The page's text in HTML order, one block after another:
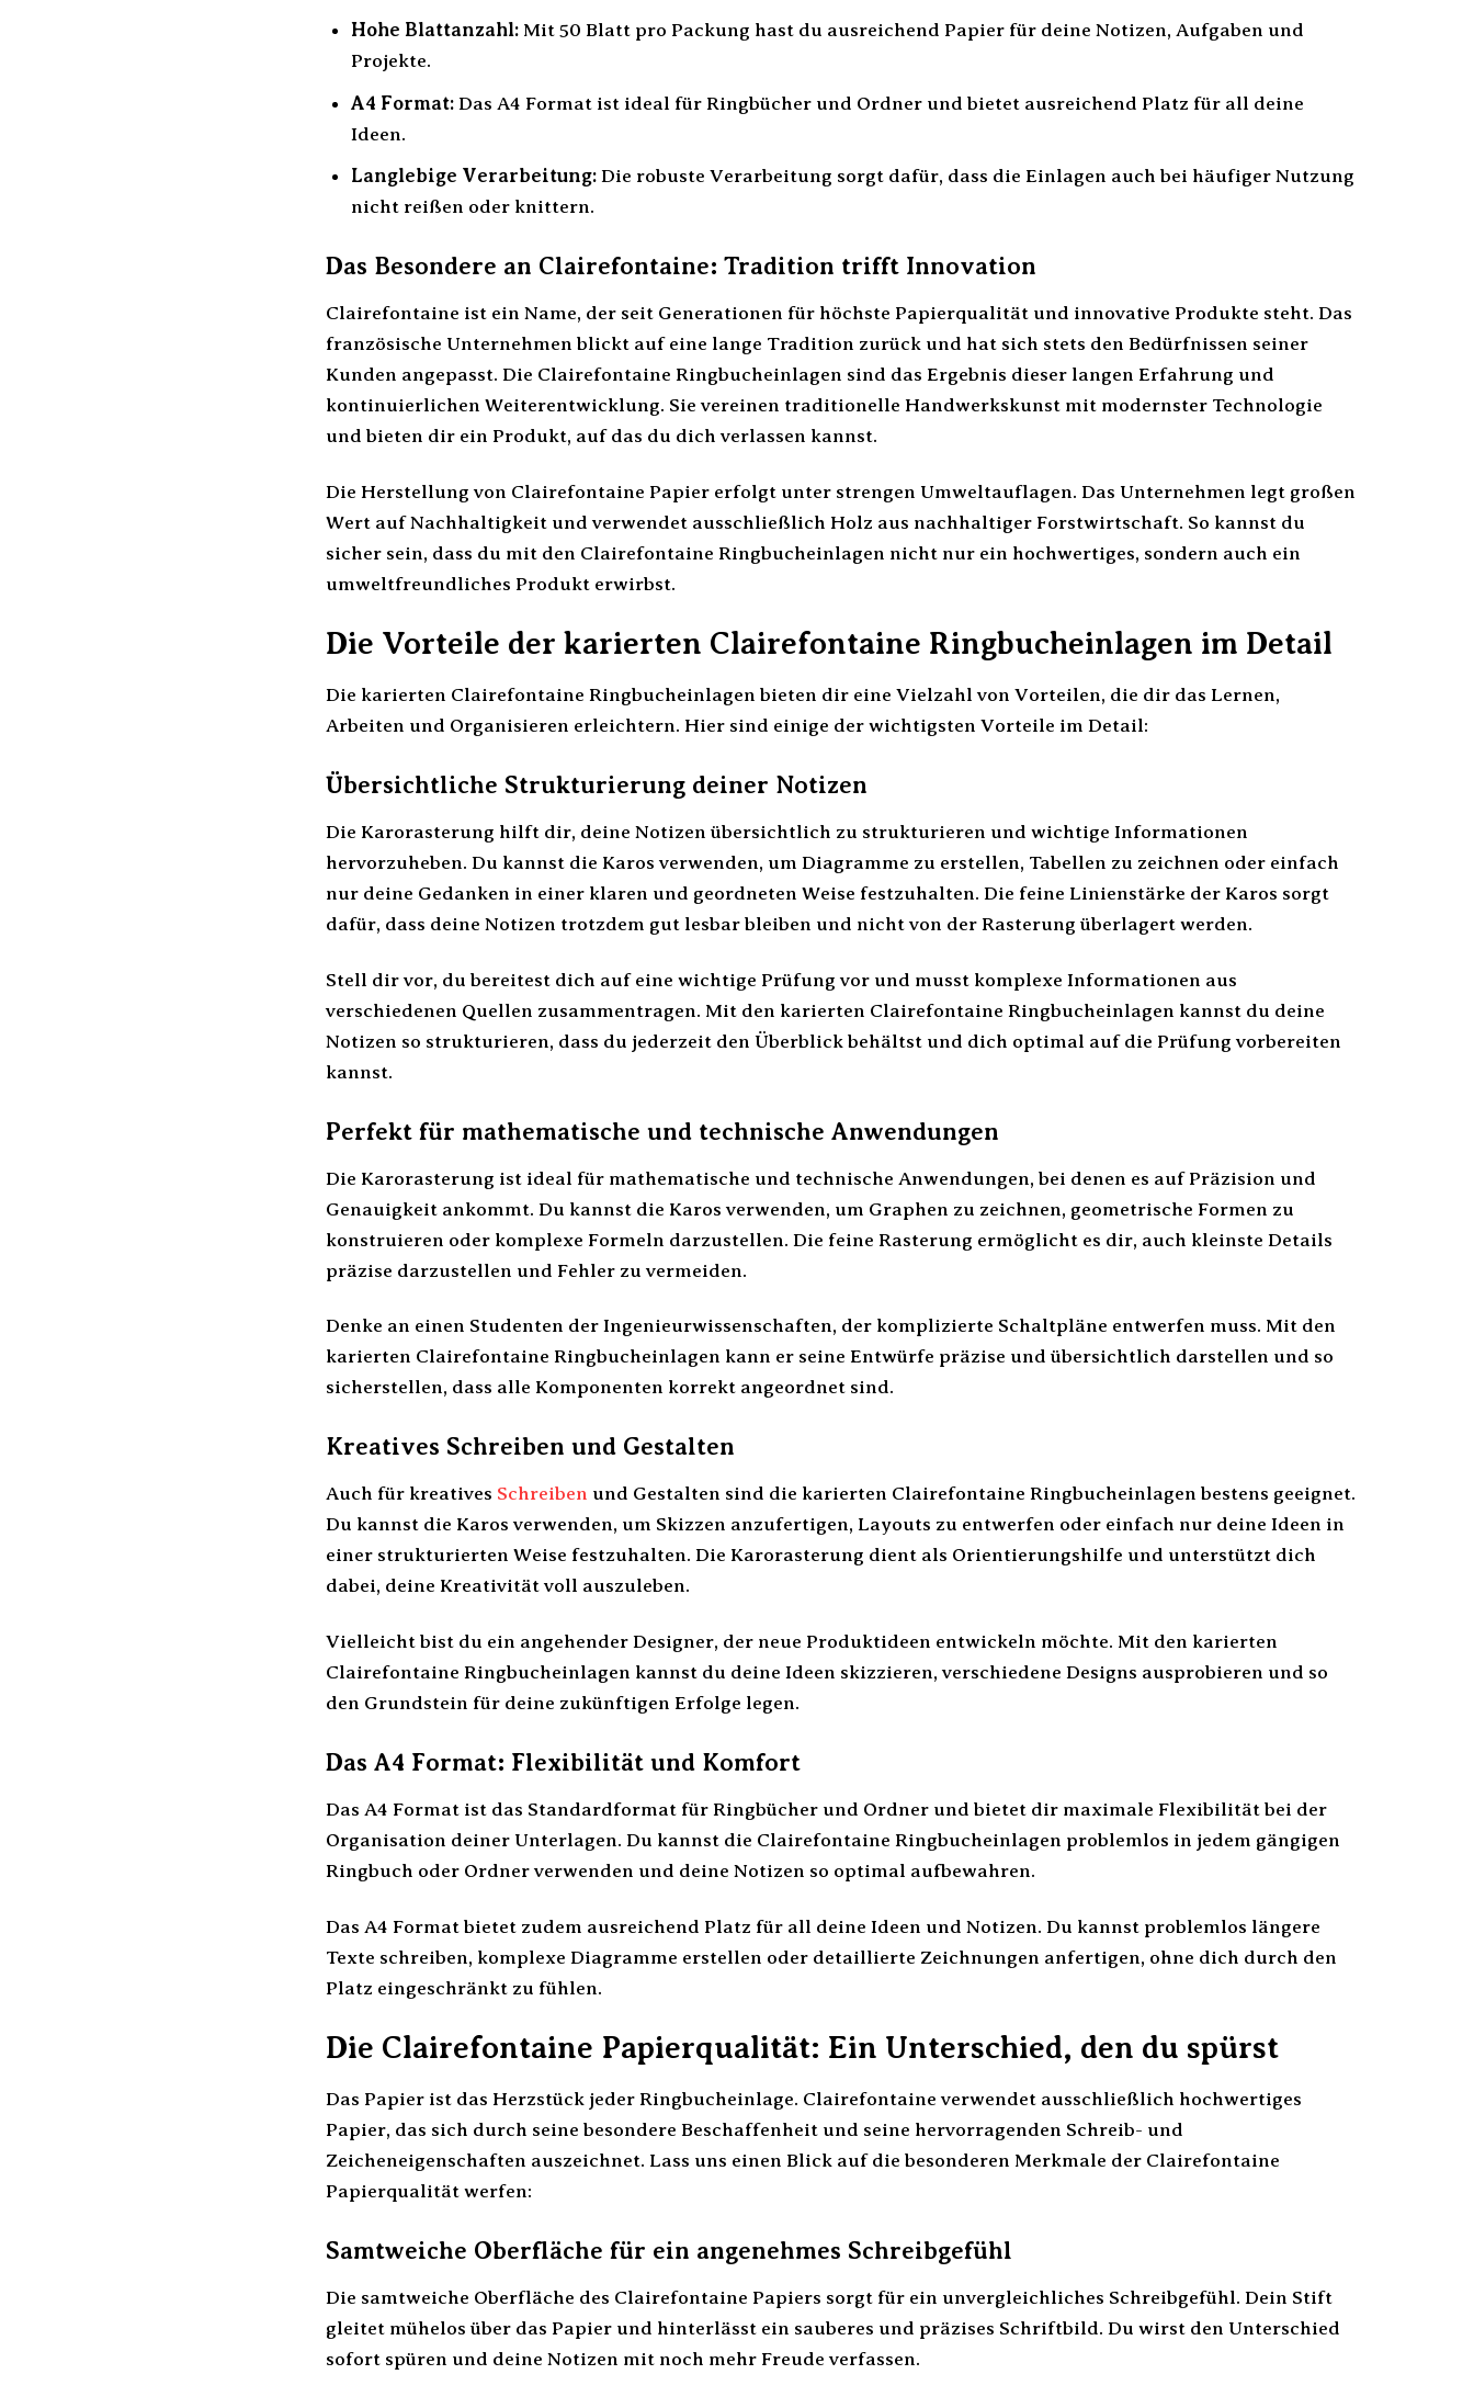
Hohe Blattanzahl:Mit 50 Blatt pro Packung hast du ausreichend Papier für deine Notizen, Aufgaben und
Projekte.
A4 Format:Das A4 Format ist ideal für Ringbücher und Ordner und bietet ausreichend Platz für all deine
Ideen.
Langlebige Verarbeitung:Die robuste Verarbeitung sorgt dafür, dass die Einlagen auch bei häufiger Nutzung
nicht reißen oder knittern.
Das Besondere an Clairefontaine: Tradition trifft Innovation
Clairefontaine ist ein Name, der seit Generationen für höchste Papierqualität und innovative Produkte steht. Das
französische Unternehmen blickt auf eine lange Tradition zurück und hat sich stets den Bedürfnissen seiner
Kunden angepasst. Die Clairefontaine Ringbucheinlagen sind das Ergebnis dieser langen Erfahrung und
kontinuierlichen Weiterentwicklung. Sie vereinen traditionelle Handwerkskunst mit modernster Technologie
und bieten dir ein Produkt, auf das du dich verlassen kannst.
Die Herstellung von Clairefontaine Papier erfolgt unter strengen Umweltauflagen. Das Unternehmen legt großen
Wert auf Nachhaltigkeit und verwendet ausschließlich Holz aus nachhaltiger Forstwirtschaft. So kannst du
sicher sein, dass du mit den Clairefontaine Ringbucheinlagen nicht nur ein hochwertiges, sondern auch ein
umweltfreundliches Produkt erwirbst.
Die Vorteile der karierten Clairefontaine Ringbucheinlagen im Detail
Die karierten Clairefontaine Ringbucheinlagen bieten dir eine Vielzahl von Vorteilen, die dir das Lernen,
Arbeiten und Organisieren erleichtern. Hier sind einige der wichtigsten Vorteile im Detail:
Übersichtliche Strukturierung deiner Notizen
Die Karorasterung hilft dir, deine Notizen übersichtlich zu strukturieren und wichtige Informationen
hervorzuheben. Du kannst die Karos verwenden, um Diagramme zu erstellen, Tabellen zu zeichnen oder einfach
nur deine Gedanken in einer klaren und geordneten Weise festzuhalten. Die feine Linienstärke der Karos sorgt
dafür, dass deine Notizen trotzdem gut lesbar bleiben und nicht von der Rasterung überlagert werden.
Stell dir vor, du bereitest dich auf eine wichtige Prüfung vor und musst komplexe Informationen aus
verschiedenen Quellen zusammentragen. Mit den karierten Clairefontaine Ringbucheinlagen kannst du deine
Notizen so strukturieren, dass du jederzeit den Überblick behältst und dich optimal auf die Prüfung vorbereiten
kannst.
Perfekt für mathematische und technische Anwendungen
Die Karorasterung ist ideal für mathematische und technische Anwendungen, bei denen es auf Präzision und
Genauigkeit ankommt. Du kannst die Karos verwenden, um Graphen zu zeichnen, geometrische Formen zu
konstruieren oder komplexe Formeln darzustellen. Die feine Rasterung ermöglicht es dir, auch kleinste Details
präzise darzustellen und Fehler zu vermeiden.
Denke an einen Studenten der Ingenieurwissenschaften, der komplizierte Schaltpläne entwerfen muss. Mit den
karierten Clairefontaine Ringbucheinlagen kann er seine Entwürfe präzise und übersichtlich darstellen und so
sicherstellen, dass alle Komponenten korrekt angeordnet sind.
Kreatives Schreiben und Gestalten
Auch für kreatives Schreiben und Gestalten sind die karierten Clairefontaine Ringbucheinlagen bestens geeignet.
Du kannst die Karos verwenden, um Skizzen anzufertigen, Layouts zu entwerfen oder einfach nur deine Ideen in
einer strukturierten Weise festzuhalten. Die Karorasterung dient als Orientierungshilfe und unterstützt dich
dabei, deine Kreativität voll auszuleben.
Vielleicht bist du ein angehender Designer, der neue Produktideen entwickeln möchte. Mit den karierten
Clairefontaine Ringbucheinlagen kannst du deine Ideen skizzieren, verschiedene Designs ausprobieren und so
den Grundstein für deine zukünftigen Erfolge legen.
Das A4 Format: Flexibilität und Komfort
Das A4 Format ist das Standardformat für Ringbücher und Ordner und bietet dir maximale Flexibilität bei der
Organisation deiner Unterlagen. Du kannst die Clairefontaine Ringbucheinlagen problemlos in jedem gängigen
Ringbuch oder Ordner verwenden und deine Notizen so optimal aufbewahren.
Das A4 Format bietet zudem ausreichend Platz für all deine Ideen und Notizen. Du kannst problemlos längere
Texte schreiben, komplexe Diagramme erstellen oder detaillierte Zeichnungen anfertigen, ohne dich durch den
Platz eingeschränkt zu fühlen.
Die Clairefontaine Papierqualität: Ein Unterschied, den du spürst
Das Papier ist das Herzstück jeder Ringbucheinlage. Clairefontaine verwendet ausschließlich hochwertiges
Papier, das sich durch seine besondere Beschaffenheit und seine hervorragenden Schreib- und
Zeicheneigenschaften auszeichnet. Lass uns einen Blick auf die besonderen Merkmale der Clairefontaine
Papierqualität werfen:
Samtweiche Oberfläche für ein angenehmes Schreibgefühl
Die samtweiche Oberfläche des Clairefontaine Papiers sorgt für ein unvergleichliches Schreibgefühl. Dein Stift
gleitet mühelos über das Papier und hinterlässt ein sauberes und präzises Schriftbild. Du wirst den Unterschied
sofort spüren und deine Notizen mit noch mehr Freude verfassen.